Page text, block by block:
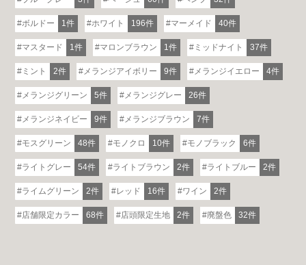
各地で出張ショールームを開催！
この機会にHAREMのソファをお試しくだ
さい。
※一部日時は予約制
ボルドー 1件 ホワイト 196件 マーメイド 40件
マスタード 1件 マロンブラウン 1件 ミッドナイト 37件
ミント 2件 メランジアイボリー 9件 メランジイエロー 4件
メランジグリーン 5件 メランジグレー 26件
メランジネイビー 9件 メランジブラウン 7件
モスグリーン 48件 モノクロ 10件 モノブラック 6件
ライトグレー 54件 ライトブラウン 2件 ライトブルー 2件
ライムグリーン 2件 レッド 16件 ワイン 2件
店舗限定カラー 68件 店頭限定生地 2件 廃盤色 32件